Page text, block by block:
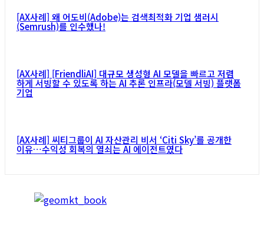
[AX사례] 왜 어도비(Adobe)는 검색최적화 기업 샘러시
(Semrush)를 인수했나!
[AX사례] [FriendliAI] 대규모 생성형 AI 모델을 빠르고 저렴
하게 서빙할 수 있도록 하는 AI 추론 인프라(모델 서빙) 플랫폼
기업
[AX사례] 씨티그룹이 AI 자산관리 비서 ‘Citi Sky’를 공개한
이유…수익성 회복의 열쇠는 AI 에이전트였다